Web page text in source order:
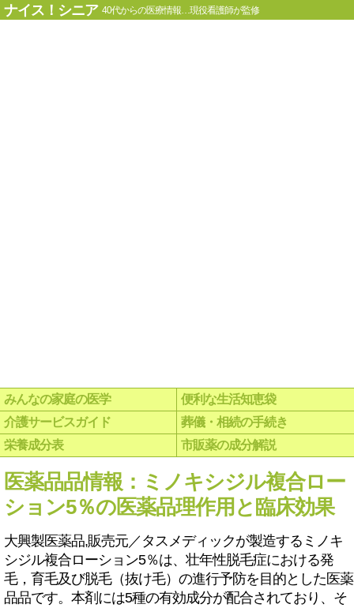
ナイス！シニア 40代からの医療情報…現役看護師が監修
みんなの家庭の医学
便利な生活知恵袋
介護サービスガイド
葬儀・相続の手続き
栄養成分表
市販薬の成分解説
医薬品品情報：ミノキシジル複合ロー
ション5％の医薬品理作用と臨床効果
大興製医薬品,販売元／タスメディックが製造するミノキ
シジル複合ローション5％は、壮年性脱毛症における発
毛，育毛及び脱毛（抜け毛）の進行予防を目的とした医薬
品品です。本剤には5種の有効成分が配合されており、そ